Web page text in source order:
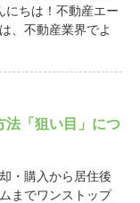
ちは！不動産エー
、不動産業界でよ
法「狙い目」につ
・購入から居住後
までワンストップ